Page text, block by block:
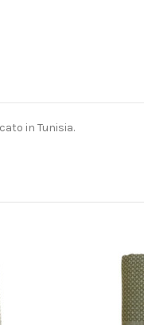
in Tunisia.